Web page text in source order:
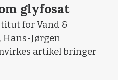
glyfosat
for Vand &
Hans-Jørgen
artikel bringer